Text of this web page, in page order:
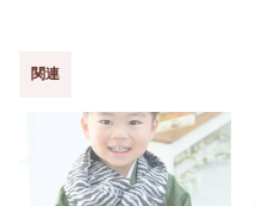
で
共
有
有
す
る
に
は
ク
関連